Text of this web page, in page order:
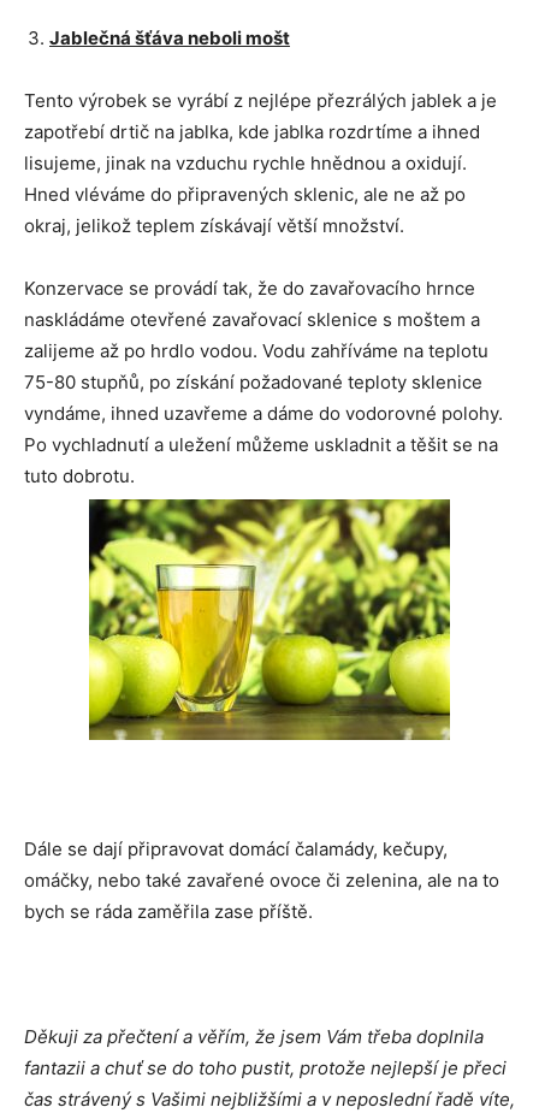
Jablečná šťáva neboli mošt
Tento výrobek se vyrábí z nejlépe přezrálých jablek a je
zapotřebí drtič na jablka, kde jablka rozdrtíme a ihned
lisujeme, jinak na vzduchu rychle hnědnou a oxidují.
Hned vléváme do připravených sklenic, ale ne až po
okraj, jelikož teplem získávají větší množství.
Konzervace se provádí tak, že do zavařovacího hrnce
naskládáme otevřené zavařovací sklenice s moštem a
zalijeme až po hrdlo vodou. Vodu zahříváme na teplotu
75-80 stupňů, po získání požadované teploty sklenice
vyndáme, ihned uzavřeme a dáme do vodorovné polohy.
Po vychladnutí a uležení můžeme uskladnit a těšit se na
tuto dobrotu.
Dále se dají připravovat domácí čalamády, kečupy,
omáčky, nebo také zavařené ovoce či zelenina, ale na to
bych se ráda zaměřila zase příště.
Děkuji za přečtení a věřím, že jsem Vám třeba doplnila
fantazii a chuť se do toho pustit, protože nejlepší je přeci
čas strávený s Vašimi nejbližšími a v neposlední řadě víte,